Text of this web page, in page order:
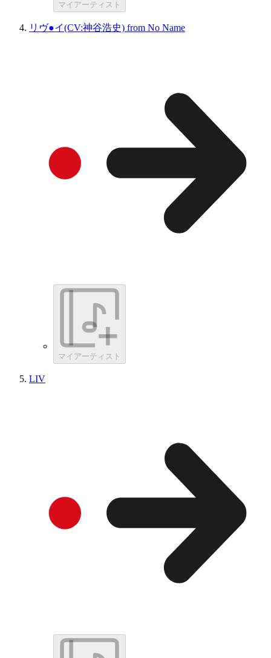
マイアーティスト
リヴ●イ(CV:神谷浩史) from No Name
マイアーティスト
LIV